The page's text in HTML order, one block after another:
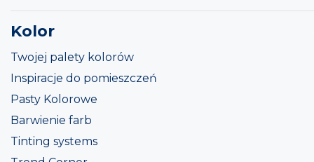
Kolor
Twojej palety kolorów
Inspiracje do pomieszczeń
Pasty Kolorowe
Barwienie farb
Tinting systems